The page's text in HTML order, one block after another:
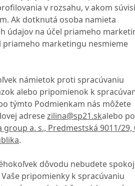
v rozsahu, v akom
Ak dotknutá osoba namieta
údajov na účel priameho
priameho marketingu nesmieme
námietok proti spracúvaniu
alebo pripomienok k
týmto Podmienkam nás môžete
adresezilina@sp21.skalebo
group a. s., Predmestská 9011/29,
.
dôvodu nebudete
pripomienky k spracúvaniu